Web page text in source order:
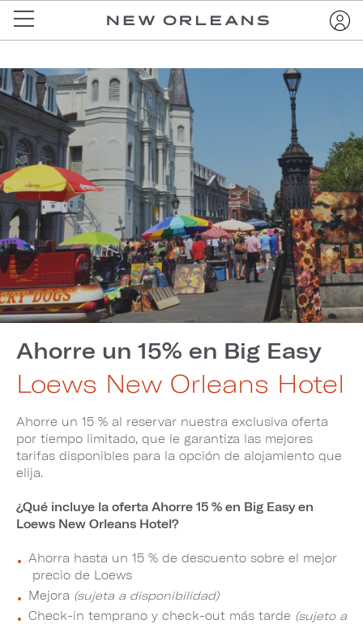
Ahorre un 15% en Big Easy
Loews New Orleans Hotel
Ahorre un 15 % al reservar nuestra exclusiva oferta
por tiempo limitado, que le garantiza las mejores
tarifas disponibles para la opción de alojamiento que
elija.
¿Qué incluye la oferta Ahorre 15 % en Big Easy en
Loews New Orleans Hotel?
Ahorra hasta un 15 % de descuento sobre el mejor
precio de Loews
Mejora (sujeta a disponibilidad)
Check-in temprano y check-out más tarde (sujeto a